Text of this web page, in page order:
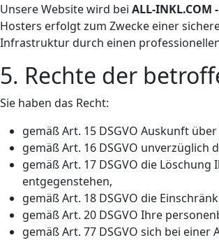
Unsere Website wird bei ALL-
Hosters erfolgt zum Zwecke einer
Infrastruktur durch einen
5. Rechte der
Sie haben das Recht:
gemäß Art. 15 DSGVO Auskunft
gemäß Art. 16 DSGVO
gemäß Art. 17 DSGVO die
entgegenstehen,
gemäß Art. 18 DSGVO die
gemäß Art. 20 DSGVO Ihre
gemäß Art. 77 DSGVO sich bei